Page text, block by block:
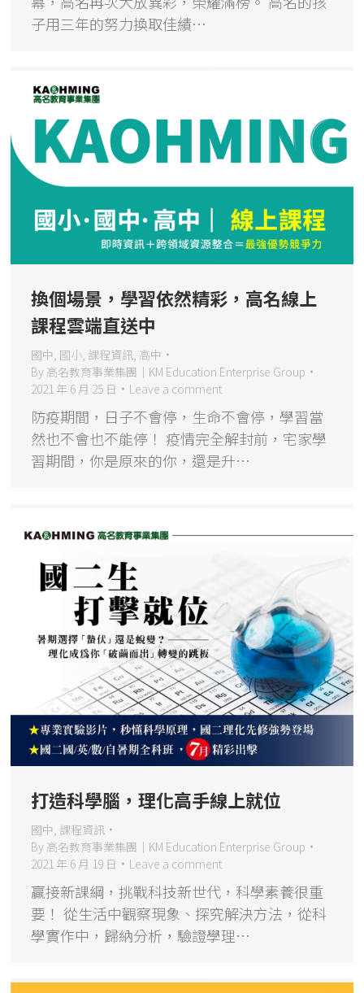
子用三年的努力換取佳績…
換個場景，學習依然精彩，高名線上
課程雲端直送中
國中 國小, 課程資訊, 高中
By 高名教育事業集團｜KM Education Enterprise Group
2021 年 6 月 25 日
Leave a comment
防疫期間，日子不會停，生命不會停，學習當
然也不會也不能停！ 疫情完全解封前，宅家學
習期間，你是原來的你，還是升…
打造科學腦，理化高手線上就位
國中 課程資訊
By 高名教育事業集團｜KM Education Enterprise Group
2021 年 6 月 19 日
Leave a comment
贏接新課綱，挑戰科技新世代，科學素養很重
要！ 從生活中觀察現象、探究解決方法，從科
學實作中，歸納分析，驗證學理…